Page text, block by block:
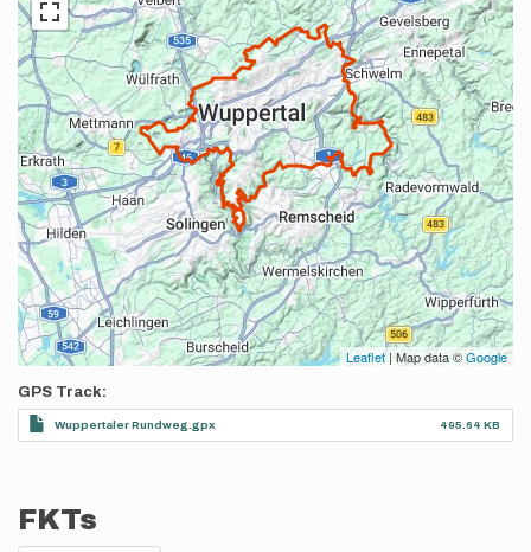
Leaflet| Map data ©Google
GPS Track
Wuppertaler Rundweg.gpx 495.64 KB
FKTs